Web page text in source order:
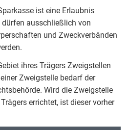
ist eine Erlaubnis
ausschließlich von
und Zweckverbänden
ihres Trägers Zweigstellen
Zweigstelle bedarf der
Wird die Zweigstelle
errichtet, ist dieser vorher